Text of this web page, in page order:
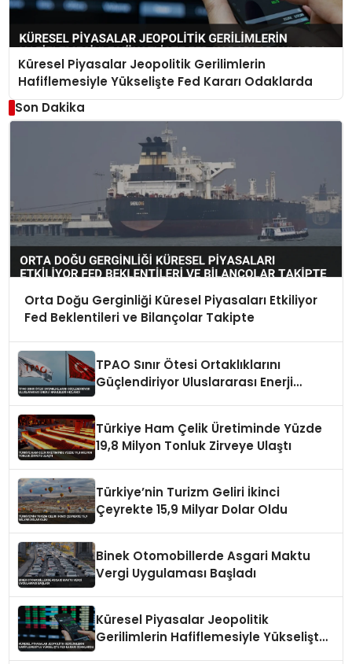
Küresel Piyasalar Jeopolitik Gerilimlerin
Hafiflemesiyle Yükselişte Fed Kararı Odaklarda
Son Dakika
Orta Doğu Gerginliği Küresel Piyasaları Etkiliyor
Fed Beklentileri ve Bilançolar Takipte
TPAO Sınır Ötesi Ortaklıklarını
Güçlendiriyor Uluslararası Enerji
Türkiye Ham Çelik Üretiminde Yüzde
19,8 Milyon Tonluk Zirveye Ulaştı
Türkiye’nin Turizm Geliri İkinci
Çeyrekte 15,9 Milyar Dolar Oldu
Binek Otomobillerde Asgari Maktu
Vergi Uygulaması Başladı
Küresel Piyasalar Jeopolitik
Gerilimlerin Hafiflemesiyle Yükselişte